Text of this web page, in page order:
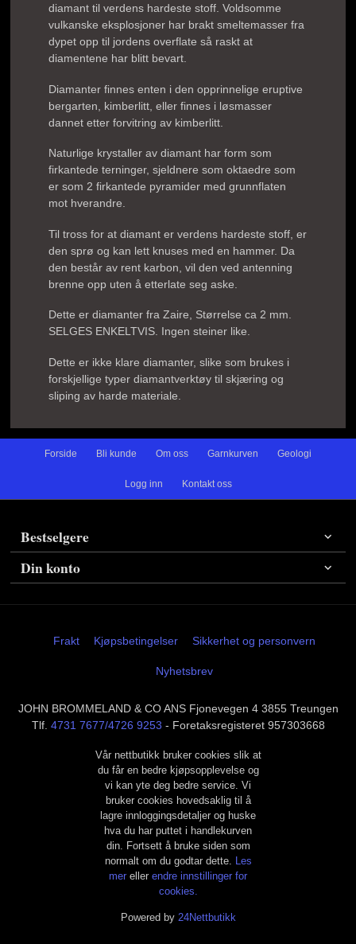
diamant til verdens hardeste stoff. Voldsomme
vulkanske eksplosjoner har brakt smeltemasser fra
dypet opp til jordens overflate så raskt at
diamentene har blitt bevart.
Diamanter finnes enten i den opprinnelige eruptive
bergarten, kimberlitt, eller finnes i løsmasser
dannet etter forvitring av kimberlitt.
Naturlige krystaller av diamant har form som
firkantede terninger, sjeldnere som oktaedre som
er som 2 firkantede pyramider med grunnflaten
mot hverandre.
Til tross for at diamant er verdens hardeste stoff, er
den sprø og kan lett knuses med en hammer. Da
den består av rent karbon, vil den ved antenning
brenne opp uten å etterlate seg aske.
Dette er diamanter fra Zaire, Størrelse ca 2 mm.
SELGES ENKELTVIS. Ingen steiner like.
Dette er ikke klare diamanter, slike som brukes i
forskjellige typer diamantverktøy til skjæring og
sliping av harde materiale.
Forside Bli kunde Om oss Garnkurven Geologi
Logg inn Kontakt oss
Bestselgere
Din konto
Frakt Kjøpsbetingelser Sikkerhet og personvern
Nyhetsbrev
JOHN BROMMELAND & CO ANS Fjonevegen 4 3855 Treungen
Tlf. 4731 7677/4726 9253 - Foretaksregisteret 957303668
Vår nettbutikk bruker cookies slik at
du får en bedre kjøpsopplevelse og
vi kan yte deg bedre service. Vi
bruker cookies hovedsaklig til å
lagre innloggingsdetaljer og huske
hva du har puttet i handlekurven
din. Fortsett å bruke siden som
normalt om du godtar dette. Les
mer eller endre innstillinger for
cookies.
Powered by 24Nettbutikk